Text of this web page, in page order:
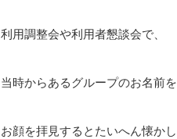
利用調整会や利用者懇談会で、
当時からあるグループのお名前を
お顔を拝見するとたいへん懐かし